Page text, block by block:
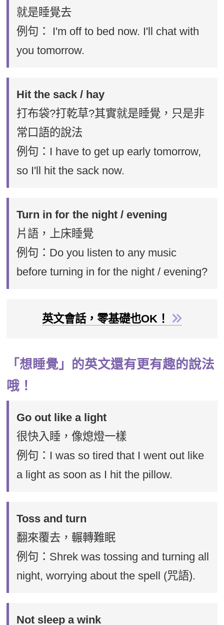
就是睡覺去
例句： I'm off to bed now. I'll chat with
you tomorrow.
Hit the sack / hay
打布袋?打乾草?其實就是睡覺，只是非
常口語的說法
例句：I have to get up early tomorrow,
so I'll hit the sack now.
Turn in for the night / evening
片語，上床睡覺
例句：Do you listen to any music
before turning in for the night / evening?
英文會話，零基礎也OK！
「想睡覺」的英文還有更有趣的說法
哦！
Go out like a light
很快入睡，像熄燈一樣
例句：I was so tired that I went out like
a light as soon as I hit the pillow.
Toss and turn
翻來覆去，輾轉難眠
例句：Shrek was tossing and turning all
night, worrying about the spell (咒語).
Not sleep a wink